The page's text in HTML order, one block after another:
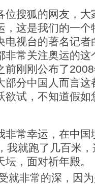
搜狐的网友，大
，这是我们的一
电视台的著名记
非常关注奥运的
前刚刚公布了
部分中国人而言
欲试，不知道假
常幸运，在中国
我就跑了几百米
，面对祈年殿。
就非常的深，因